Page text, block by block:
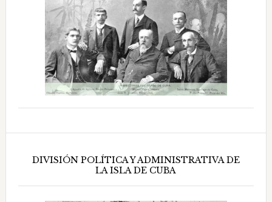
DIVISIÓN POLÍTICA Y ADMINISTRATIVA DE
LA ISLA DE CUBA